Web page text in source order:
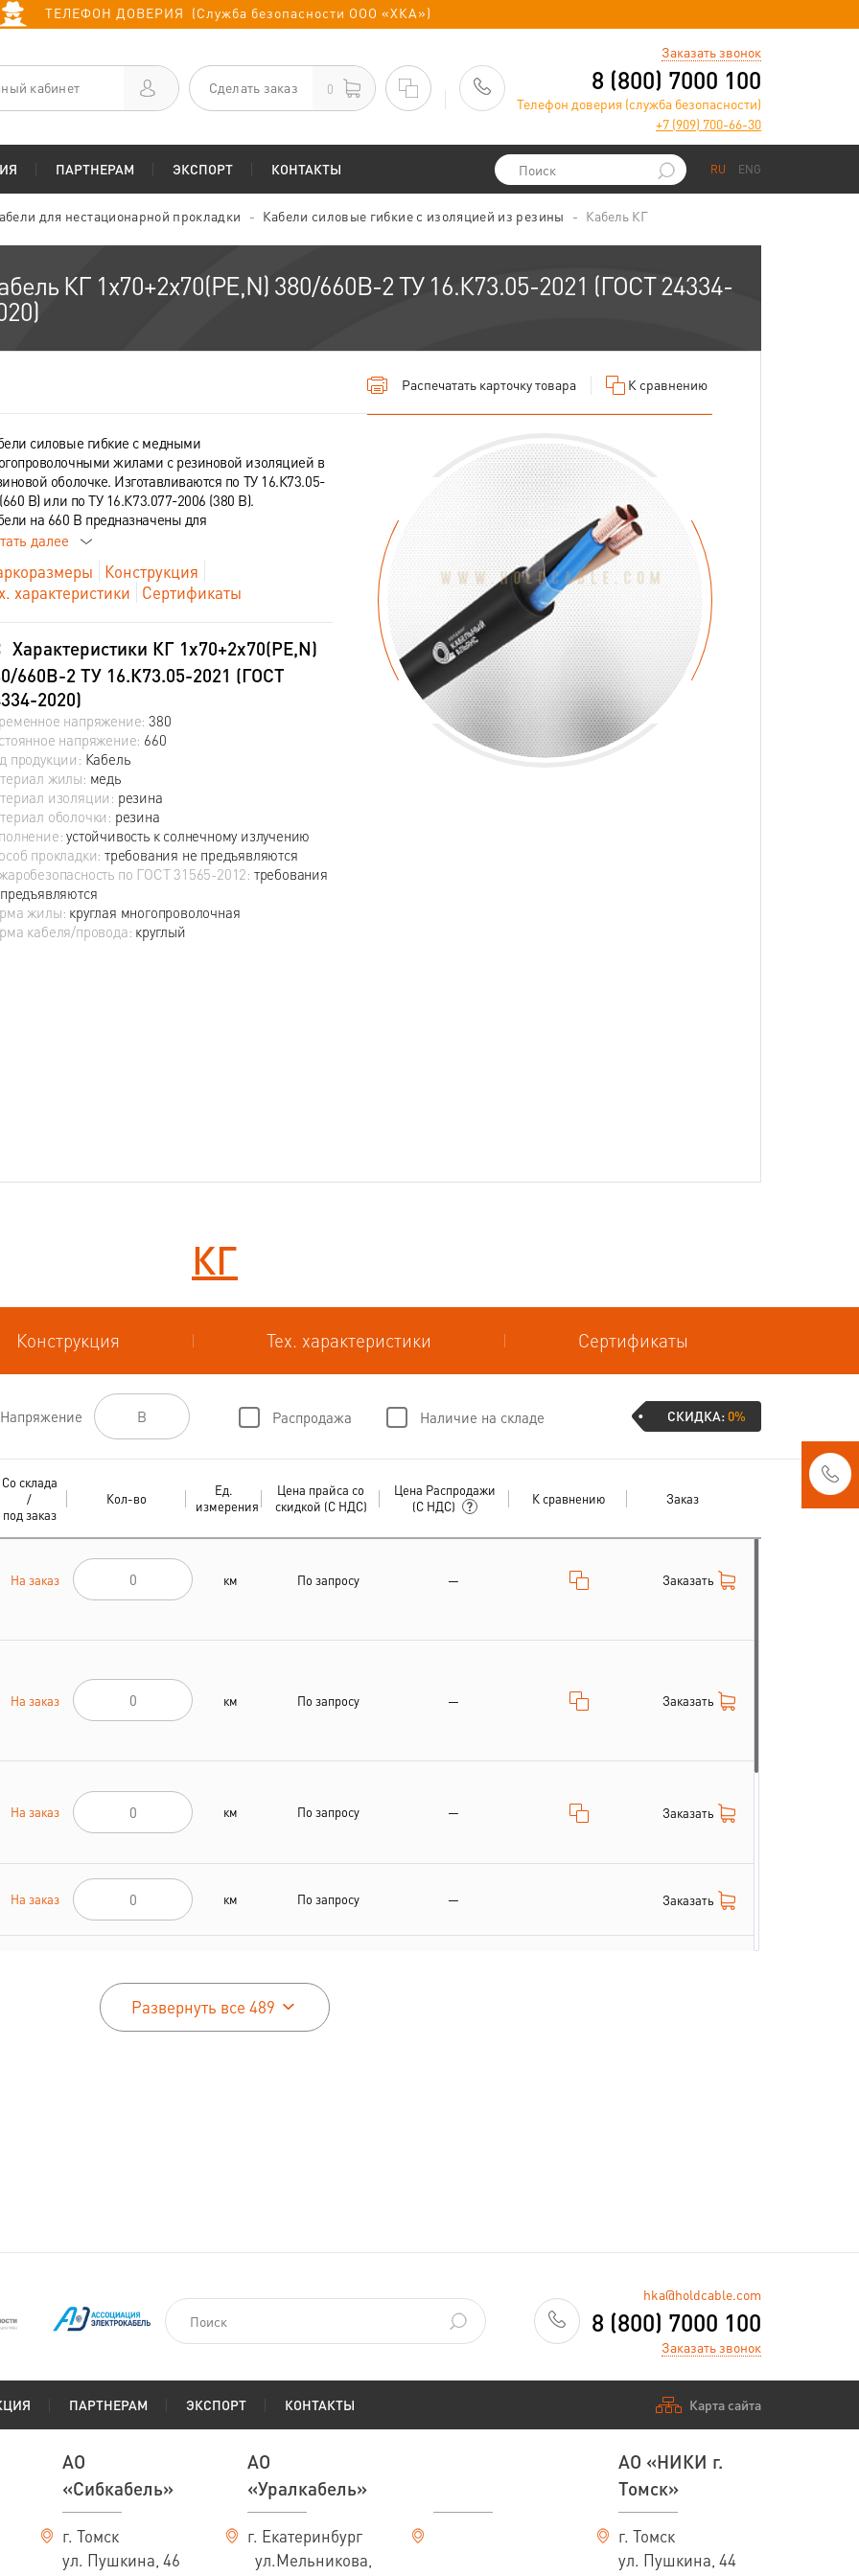
ТЕЛЕФОН ДОВЕРИЯ (Служба безопасности ООО «ХКА»)
кабинет Сделать заказ 0
Заказать звонок
8 (800) 7000 100
Телефон доверия (служба безопасности)
+7 (909) 700-66-30
ПАРТНЕРАМ ЭКСПОРТ КОНТАКТЫ RU ENG
для нестационарной прокладки Кабели силовые гибкие с изоляцией из резины Кабель КГ
КГ 1х70+2х70(PE,N) 380/660В-2 ТУ 16.К73.05-2021 (ГОСТ 24334-
Распечатать карточку товара К сравнению
силовые гибкие с медными
жилами с резиновой изоляцией в
оболочке. Изготавливаются по ТУ 16.К73.05-
В) или по ТУ 16.К73.077-2006 (380 В).
на 660 В предназначены для
далее
Конструкция
характеристики
Сертификаты
Характеристики КГ 1х70+2х70(PE,N)
660В-2 ТУ 16.К73.05-2021 (ГОСТ
2020)
напряжение: 380
напряжение: 660
продукции: Кабель
жилы: медь
изоляции: резина
оболочки: резина
устойчивость к солнечному излучению
прокладки: требования не предъявляются
по ГОСТ 31565-2012: требования
жилы: круглая многопроволочная
кабеля/провода: круглый
КГ
Конструкция Тех. характеристики Сертификаты
Напряжение Распродажа Наличие на складе СКИДКА:0%
Со склада
/
под заказ
Кол-во
Ед.
измерения
Цена прайса со
скидкой (С НДС)
Цена Распродажи
(С НДС)
К сравнению Заказ
На заказ км По запросу — Заказать
На заказ км По запросу — Заказать
На заказ км По запросу — Заказать
На заказ км По запросу — Заказать
По запросу
Развернуть все 489
hka@holdcable.com
8 (800) 7000 100
Заказать звонок
ПАРТНЕРАМ ЭКСПОРТ КОНТАКТЫ Карта сайта
АО
«Сибкабель»
г. Томск
ул. Пушкина, 46
АО
«Уралкабель»
г. Екатеринбург
ул.Мельникова,
АО «НИКИ г.
Томск»
г. Томск
ул. Пушкина, 44